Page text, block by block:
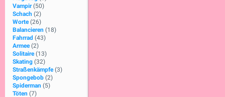
Vampir (50)
Schach (2)
Worte (26)
Balancieren (18)
Fahrrad (43)
Armee (2)
Solitaire (13)
Skating (32)
Straßenkämpfe (3)
Spongebob (2)
Spiderman (5)
Töten (7)